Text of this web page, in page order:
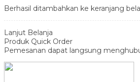
Berhasil ditambahkan ke keranjang
Lanjut Belanja
Produk Quick Order
Pemesanan dapat langsung